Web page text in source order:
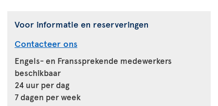
Voor informatie en reserveringen
Contacteer ons
Engels- en Franssprekende medewerkers
beschikbaar
24 uur per dag
7 dagen per week